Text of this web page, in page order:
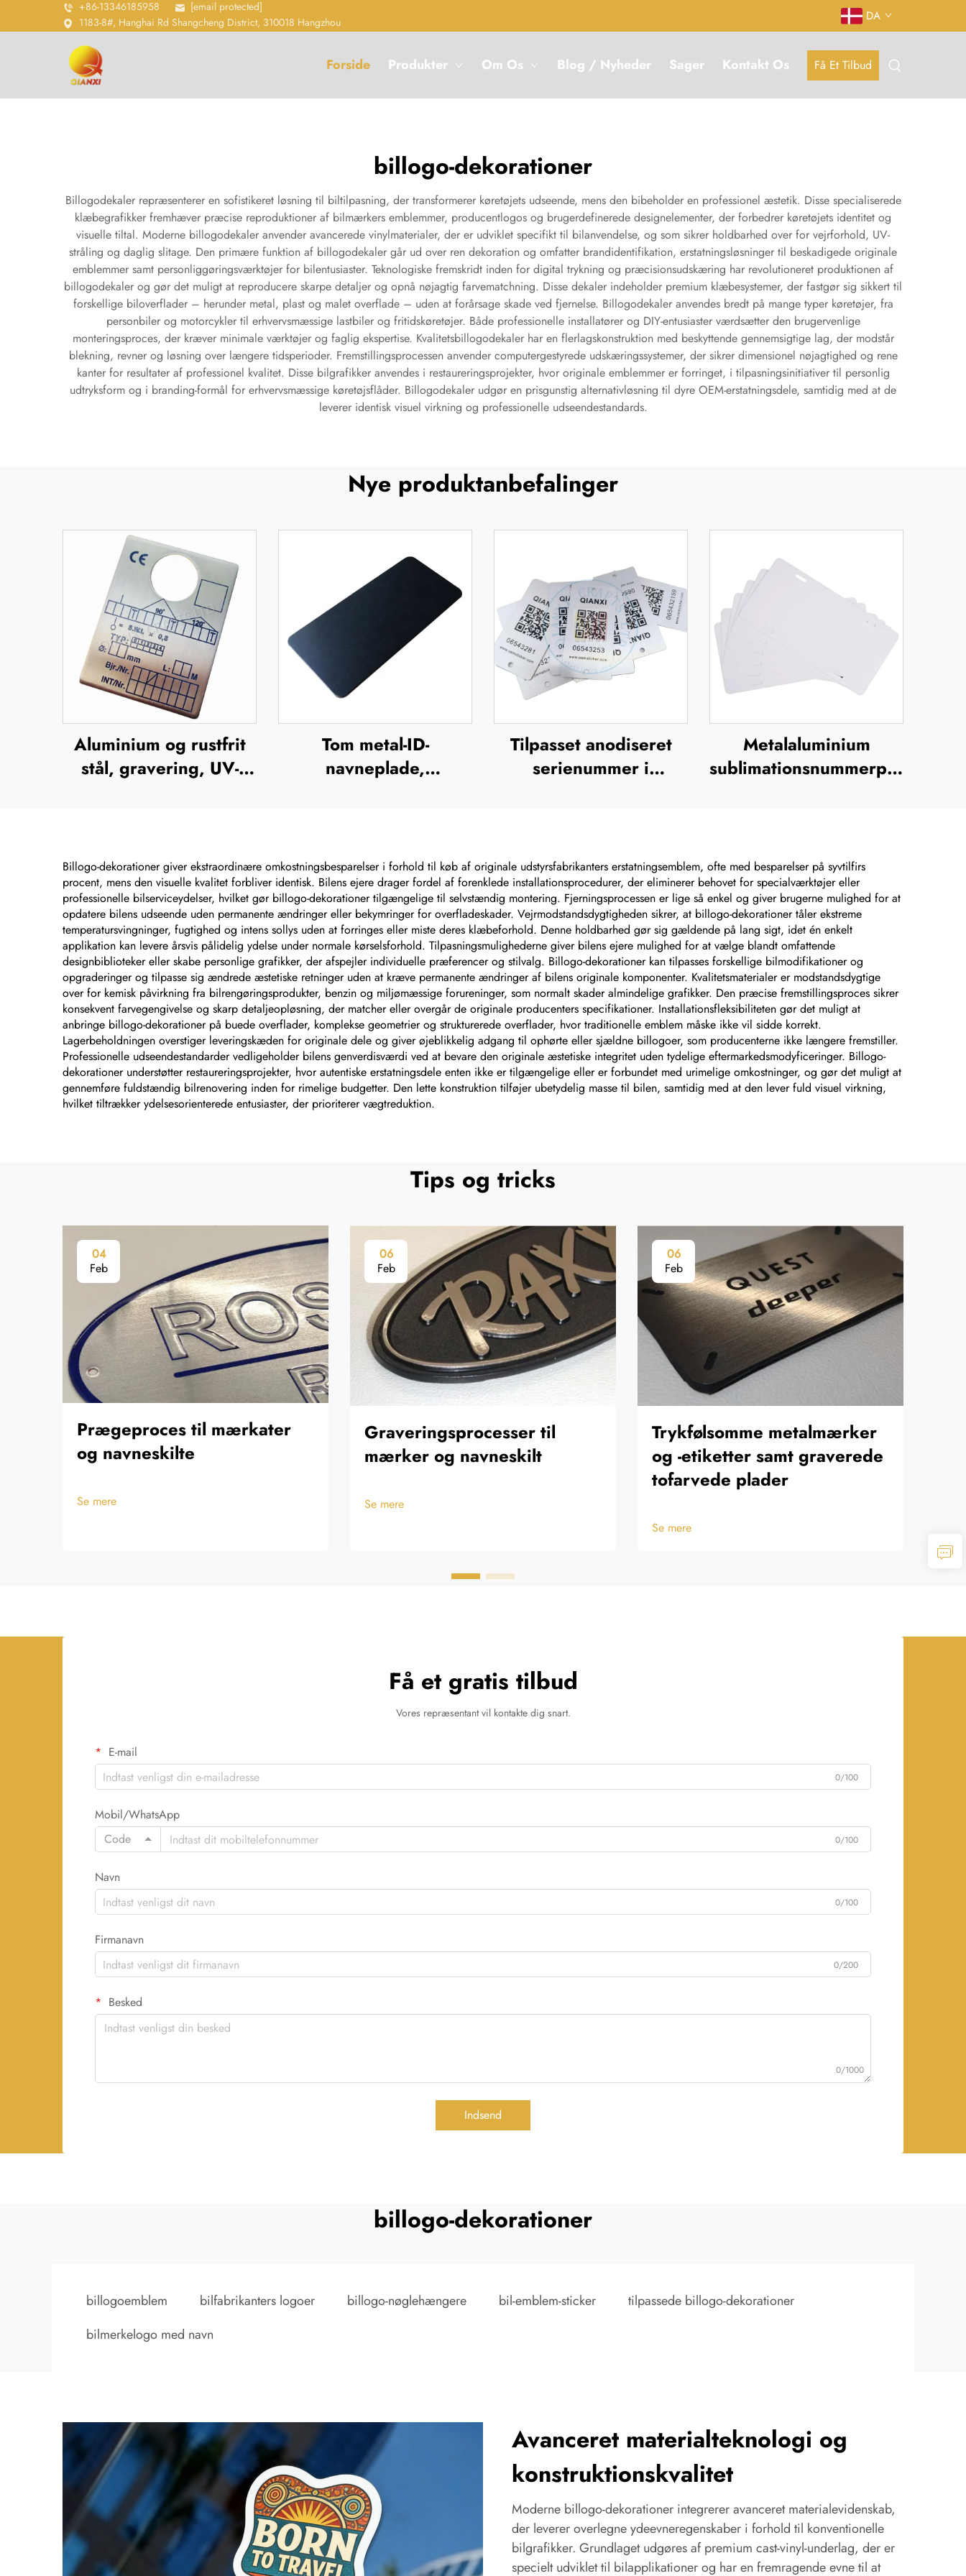
+86-13346185958
[email protected]
1183-8#, Hanghai Rd Shangcheng District, 310018 Hangzhou
DA
Forside Produkter Om Os Blog / Nyheder Sager Kontakt Os Få Et Tilbud
billogo-dekorationer
Billogodekaler repræsenterer en sofistikeret løsning til biltilpasning, der transformerer køretøjets udseende, mens den bibeholder en professionel æstetik. Disse specialiserede
klæbegrafikker fremhæver præcise reproduktioner af bilmærkers emblemmer, producentlogos og brugerdefinerede designelementer, der forbedrer køretøjets identitet og
visuelle tiltal. Moderne billogodekaler anvender avancerede vinylmaterialer, der er udviklet specifikt til bilanvendelse, og som sikrer holdbarhed over for vejrforhold, UV-
stråling og daglig slitage. Den primære funktion af billogodekaler går ud over ren dekoration og omfatter brandidentifikation, erstatningsløsninger til beskadigede originale
emblemmer samt personliggøringsværktøjer for bilentusiaster. Teknologiske fremskridt inden for digital trykning og præcisionsudskæring har revolutioneret produktionen af
billogodekaler og gør det muligt at reproducere skarpe detaljer og opnå nøjagtig farvematchning. Disse dekaler indeholder premium klæbesystemer, der fastgør sig sikkert til
forskellige biloverflader – herunder metal, plast og malet overflade – uden at forårsage skade ved fjernelse. Billogodekaler anvendes bredt på mange typer køretøjer, fra
personbiler og motorcykler til erhvervsmæssige lastbiler og fritidskøretøjer. Både professionelle installatører og DIY-entusiaster værdsætter den brugervenlige
monteringsproces, der kræver minimale værktøjer og faglig ekspertise. Kvalitetsbillogodekaler har en flerlagskonstruktion med beskyttende gennemsigtige lag, der modstår
blekning, revner og løsning over længere tidsperioder. Fremstillingsprocessen anvender computergestyrede udskæringssystemer, der sikrer dimensionel nøjagtighed og rene
kanter for resultater af professionel kvalitet. Disse bilgrafikker anvendes i restaureringsprojekter, hvor originale emblemmer er forringet, i tilpasningsinitiativer til personlig
udtryksform og i branding-formål for erhvervsmæssige køretøjsflåder. Billogodekaler udgør en prisgunstig alternativløsning til dyre OEM-erstatningsdele, samtidig med at de
leverer identisk visuel virkning og professionelle udseendestandards.
Nye produktanbefalinger
Aluminium og rustfrit
stål, gravering, UV-
mærkeskilte, forhøjet
metalplade
Tom metal-ID-
navneplade,
navneplade i rustfrit
stål, mærkeskilt
Tilpasset anodiseret
serienummer i
metalbrandnavn,
forhøjet metallogo-
plade
Metalaluminium
sublimationsnummerplade
design
Billogo-dekorationer giver ekstraordinære omkostningsbesparelser i forhold til køb af originale udstyrsfabrikanters erstatningsemblem, ofte med besparelser på syvtilfirs
procent, mens den visuelle kvalitet forbliver identisk. Bilens ejere drager fordel af forenklede installationsprocedurer, der eliminerer behovet for specialværktøjer eller
professionelle bilserviceydelser, hvilket gør billogo-dekorationer tilgængelige til selvstændig montering. Fjerningsprocessen er lige så enkel og giver brugerne mulighed for at
opdatere bilens udseende uden permanente ændringer eller bekymringer for overfladeskader. Vejrmodstandsdygtigheden sikrer, at billogo-dekorationer tåler ekstreme
temperatursvingninger, fugtighed og intens sollys uden at forringes eller miste deres klæbeforhold. Denne holdbarhed gør sig gældende på lang sigt, idet én enkelt
applikation kan levere årsvis pålidelig ydelse under normale kørselsforhold. Tilpasningsmulighederne giver bilens ejere mulighed for at vælge blandt omfattende
designbiblioteker eller skabe personlige grafikker, der afspejler individuelle præferencer og stilvalg. Billogo-dekorationer kan tilpasses forskellige bilmodifikationer og
opgraderinger og tilpasse sig ændrede æstetiske retninger uden at kræve permanente ændringer af bilens originale komponenter. Kvalitetsmaterialer er modstandsdygtige
over for kemisk påvirkning fra bilrengøringsprodukter, benzin og miljømæssige forureninger, som normalt skader almindelige grafikker. Den præcise fremstillingsproces sikrer
konsekvent farvegengivelse og skarp detaljeopløsning, der matcher eller overgår de originale producenters specifikationer. Installationsfleksibiliteten gør det muligt at
anbringe billogo-dekorationer på buede overflader, komplekse geometrier og strukturerede overflader, hvor traditionelle emblem måske ikke vil sidde korrekt.
Lagerbeholdningen overstiger leveringskæden for originale dele og giver øjeblikkelig adgang til ophørte eller sjældne billogoer, som producenterne ikke længere fremstiller.
Professionelle udseendestandarder vedligeholder bilens genverdisværdi ved at bevare den originale æstetiske integritet uden tydelige eftermarkedsmodyficeringer. Billogo-
dekorationer understøtter restaureringsprojekter, hvor autentiske erstatningsdele enten ikke er tilgængelige eller er forbundet med urimelige omkostninger, og gør det muligt at
gennemføre fuldstændig bilrenovering inden for rimelige budgetter. Den lette konstruktion tilføjer ubetydelig masse til bilen, samtidig med at den lever fuld visuel virkning,
hvilket tiltrækker ydelsesorienterede entusiaster, der prioriterer vægtreduktion.
Tips og tricks
04
Feb
Prægeproces til mærkater
og navneskilte
Se mere
06
Feb
Graveringsprocesser til
mærker og navneskilt
Se mere
06
Feb
Trykfølsomme metalmærker
og -etiketter samt graverede
tofarvede plader
Se mere
Få et gratis tilbud
Vores repræsentant vil kontakte dig snart.
E-mail
0/100
Mobil/WhatsApp
Code
0/100
Navn
0/100
Firmanavn
0/200
Besked
0/1000
Indsend
billogo-dekorationer
billogoemblem bilfabrikanters logoer billogo-nøglehængere bil-emblem-sticker
tilpassede billogo-dekorationer
bilmerkelogo med navn
Avanceret materialteknologi og
konstruktionskvalitet
Moderne billogo-dekorationer integrerer avanceret materialevidenskab,
der leverer overlegne ydeevneregenskaber i forhold til konventionelle
bilgrafikker. Grundlaget udgøres af premium cast-vinyl-underlag, der er
specielt udviklet til bilapplikationer og har en fremragende evne til at